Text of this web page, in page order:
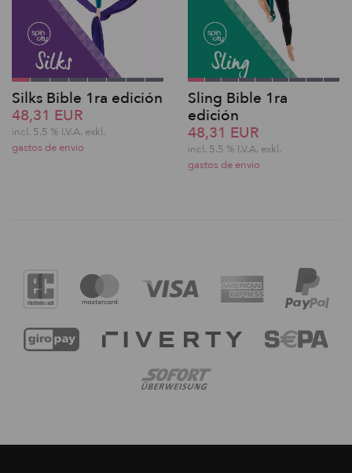
Silks Bible 1ra edición
48,31 EUR
incl. 5.5 % I.V.A. exkl.
gastos de envio
Sling Bible 1ra
edición
48,31 EUR
incl. 5.5 % I.V.A. exkl.
gastos de envio